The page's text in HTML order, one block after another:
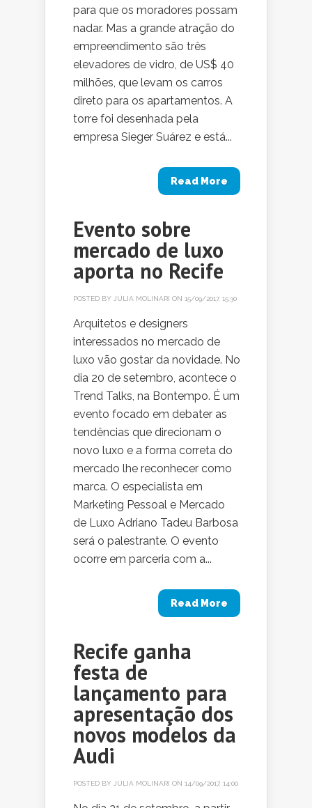
para que os moradores possam
nadar. Mas a grande atração do
empreendimento são três
elevadores de vidro, de US$ 40
milhões, que levam os carros
direto para os apartamentos. A
torre foi desenhada pela
empresa Sieger Suárez e está...
Read More
Evento sobre
mercado de luxo
aporta no Recife
POSTED BY JÚLIA MOLINARI ON 15/09/2017, 15:30
Arquitetos e designers
interessados no mercado de
luxo vão gostar da novidade. No
dia 20 de setembro, acontece o
Trend Talks, na Bontempo. É um
evento focado em debater as
tendências que direcionam o
novo luxo e a forma correta do
mercado lhe reconhecer como
marca. O especialista em
Marketing Pessoal e Mercado
de Luxo Adriano Tadeu Barbosa
será o palestrante. O evento
ocorre em parceria com a...
Read More
Recife ganha
festa de
lançamento para
apresentação dos
novos modelos da
Audi
POSTED BY JÚLIA MOLINARI ON 14/09/2017, 14:00